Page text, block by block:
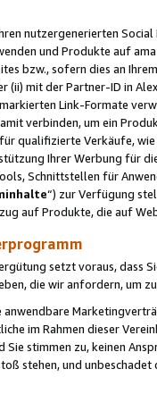
nutzergenerierten
und Produkte auf
bzw., sofern dies an
(ii) mit der Partner-ID in
Link-Formate
verbinden, um ein
qualifizierte Verkäufe, wie
Ihrer Werbung für
Schnittstellen für
“) zur Verfügung
auf Produkte, die auf
setzt voraus, dass
die wir anfordern, um
im Rahmen dieser
stimmen zu, keinen
stehen, und